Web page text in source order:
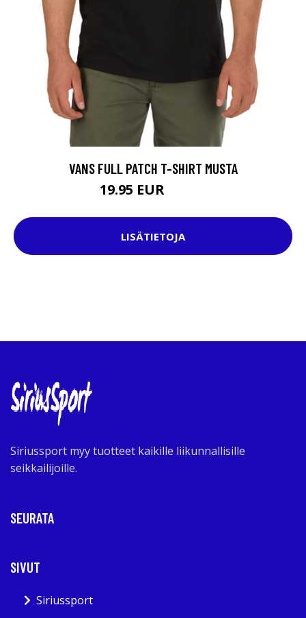
VANS FULL PATCH T-SHIRT MUSTA
19.95 EUR
LISÄTIETOJA
Siriussport myy tuotteet kaikille liikunnallisille
seikkailijoille.
SEURATA
SIVUT
Siriussport